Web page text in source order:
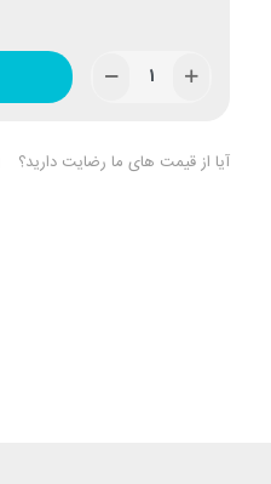
آیا از قیمت های ما رضایت دارید؟